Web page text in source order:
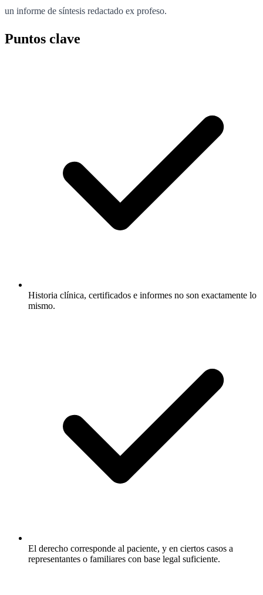
un informe de síntesis redactado ex profeso.
Puntos clave
Historia clínica, certificados e informes no son exactamente lo
mismo.
El derecho corresponde al paciente, y en ciertos casos a
representantes o familiares con base legal suficiente.